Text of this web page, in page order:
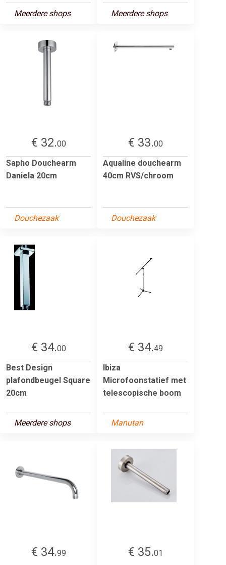
Meerdere shops Meerdere shops
€ 32.00
Sapho Douchearm
Daniela 20cm
Douchezaak
€ 33.00
Aqualine douchearm
40cm RVS/chroom
Douchezaak
€ 34.00
Best Design
plafondbeugel Square
20cm
Meerdere shops
€ 34.49
Ibiza
Microfoonstatief met
telescopische boom
Manutan
€ 34.99 € 35.01